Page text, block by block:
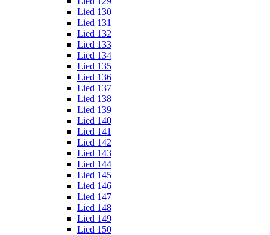
Lied 130
Lied 131
Lied 132
Lied 133
Lied 134
Lied 135
Lied 136
Lied 137
Lied 138
Lied 139
Lied 140
Lied 141
Lied 142
Lied 143
Lied 144
Lied 145
Lied 146
Lied 147
Lied 148
Lied 149
Lied 150